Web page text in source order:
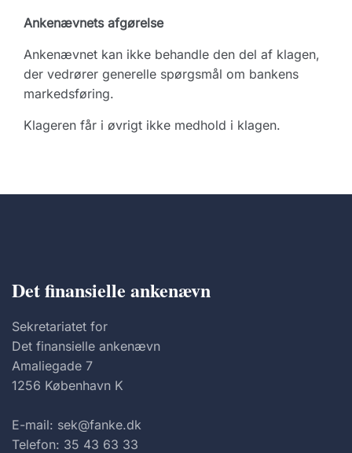
Ankenævnets afgørelse
Ankenævnet kan ikke behandle den del af klagen,
der vedrører generelle spørgsmål om bankens
markedsføring.
Klageren får i øvrigt ikke medhold i klagen.
Det finansielle ankenævn
Sekretariatet for
Det finansielle ankenævn
Amaliegade 7
1256 København K
E-mail: sek@fanke.dk
Telefon: 35 43 63 33